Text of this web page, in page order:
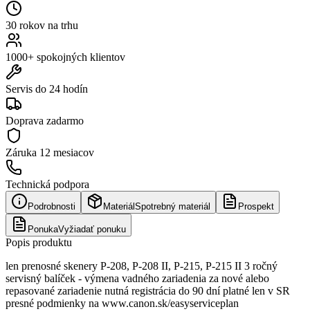
30 rokov na trhu
1000+ spokojných klientov
Servis do 24 hodín
Doprava zadarmo
Záruka 12 mesiacov
Technická podpora
Podrobnosti Materiál Spotrebný materiál Prospekt
PonukaVyžiadať ponuku
Popis produktu
len prenosné skenery P-208, P-208 II, P-215, P-215 II 3 ročný
servisný balíček - výmena vadného zariadenia za nové alebo
repasované zariadenie nutná registrácia do 90 dní platné len v SR
presné podmienky na www.canon.sk/easyserviceplan